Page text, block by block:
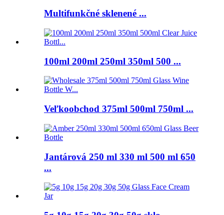
Multifunkčné sklenené ...
100ml 200ml 250ml 350ml 500 ...
Veľkoobchod 375ml 500ml 750ml ...
Jantárová 250 ml 330 ml 500 ml 650
...